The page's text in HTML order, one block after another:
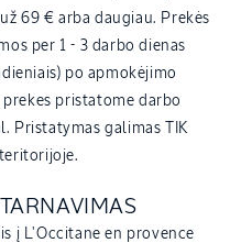
69 € arba daugiau. Prekės
per 1 - 3 darbo dienas
po apmokėjimo
pristatome darbo
Pristatymas galimas TIK
teritorijoje.
į L'Occitane en provence